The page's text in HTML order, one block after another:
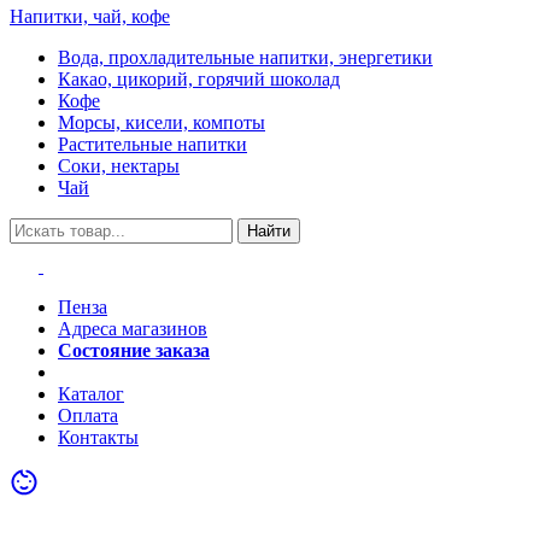
Напитки, чай, кофе
Вода, прохладительные напитки, энергетики
Какао, цикорий, горячий шоколад
Кофе
Морсы, кисели, компоты
Растительные напитки
Соки, нектары
Чай
Найти
Пенза
Адреса магазинов
Состояние заказа
Каталог
Оплата
Контакты